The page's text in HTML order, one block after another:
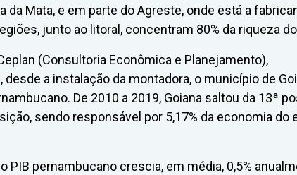
da Mata, e em parte do Agreste, onde está a
junto ao litoral, concentram 80% da riqueza
(Consultoria Econômica e Planejamento),
a instalação da montadora, o município de
De 2010 a 2019, Goiana saltou da 13ª
sendo responsável por 5,17% da economia do
PIB pernambucano crescia, em média, 0,5%